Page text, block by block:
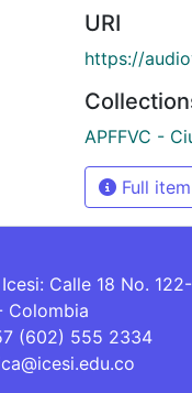
URI
https://
APFFVC -
Full
Calle 18 No.
Colombia
(602) 555 2334